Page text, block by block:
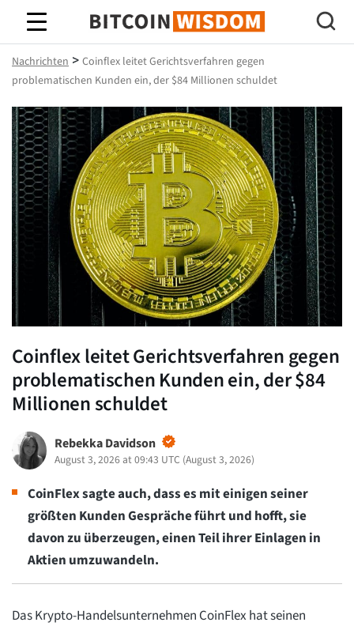
Bitcoin-Weisheit
Nachrichten > Coinflex leitet Gerichtsverfahren gegen
problematischen Kunden ein, der $84 Millionen schuldet
Coinflex leitet Gerichtsverfahren gegen
problematischen Kunden ein, der $84
Millionen schuldet
Rebekka Davidson
August 3, 2026 at 09:43 UTC (August 3, 2026)
CoinFlex sagte auch, dass es mit einigen seiner
größten Kunden Gespräche führt und hofft, sie
davon zu überzeugen, einen Teil ihrer Einlagen in
Aktien umzuwandeln.
Das Krypto-Handelsunternehmen CoinFlex hat seinen